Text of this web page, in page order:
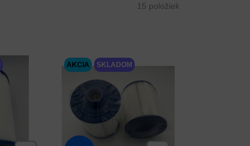
15 položiek
AKCIA SKLADOM